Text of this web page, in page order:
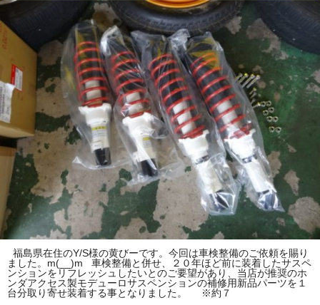
福島県在住のY/S様の黄びーです。今回は車検整備のご依頼を賜り
ました。m(__)m 車検整備と併せ、２０年ほど前に装着したサスペ
ンションをリフレッシュしたいとのご要望があり、当店が推奨のホ
ンダアクセス製モデューロサスペンションの補修用新品パーツを１
台分取り寄せ装着する事となりました。 ※約７